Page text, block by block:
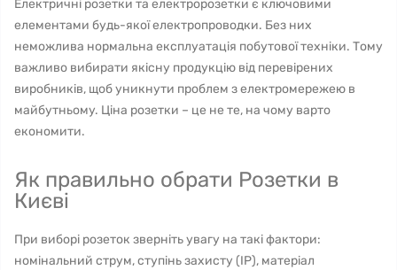
Електричні розетки та електророзетки є ключовими
елементами будь-якої електропроводки. Без них
неможлива нормальна експлуатація побутової техніки. Тому
важливо вибирати якісну продукцію від перевірених
виробників, щоб уникнути проблем з електромережею в
майбутньому. Ціна розетки – це не те, на чому варто
економити.
Як правильно обрати Розетки в
Києві
При виборі розеток зверніть увагу на такі фактори:
номінальний струм, ступінь захисту (IP), матеріал